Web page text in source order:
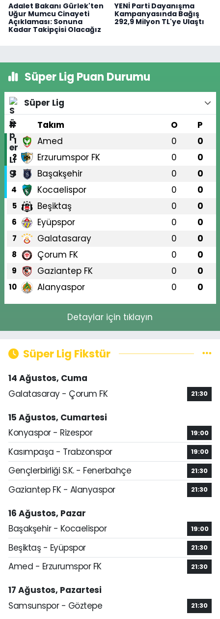
Adalet Bakanı Gürlek'ten
Uğur Mumcu Cinayeti
Açıklaması: Sonuna
Kadar Takipçisi Olacağız
YENİ Parti Dayanışma
Kampanyasında Bağış
292,9 Milyon TL'ye Ulaştı
Süper Lig Puan Durumu
Süper Lig
#
Takım O P
1 Amed 0 0
2 Erzurumspor FK 0 0
3 Başakşehir 0 0
4 Kocaelispor 0 0
5 Beşiktaş 0 0
6 Eyüpspor 0 0
7 Galatasaray 0 0
8 Çorum FK 0 0
9 Gaziantep FK 0 0
10 Alanyaspor 0 0
Detaylar için tıklayın
Süper Lig Fikstür
14 Ağustos, Cuma
Galatasaray - Çorum FK
21:30
15 Ağustos, Cumartesi
Konyaspor - Rizespor
19:00
Kasımpaşa - Trabzonspor 19:00
Gençlerbirliği S.K. - Fenerbahçe 21:30
Gaziantep FK - Alanyaspor 21:30
16 Ağustos, Pazar
Başakşehir - Kocaelispor
19:00
Beşiktaş - Eyüpspor 21:30
Amed - Erzurumspor FK 21:30
17 Ağustos, Pazartesi
Samsunspor - Göztepe
21:30